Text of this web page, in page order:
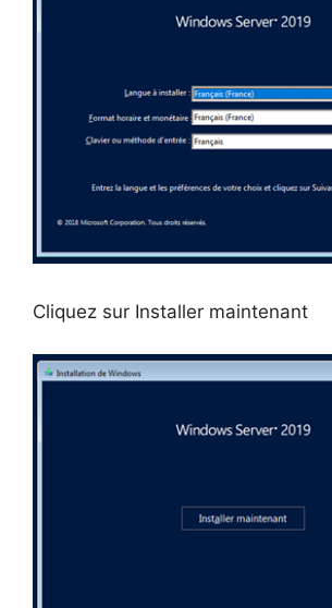
Cliquez sur Installer maintenant